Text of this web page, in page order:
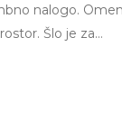
nalogo.
Šlo je za…